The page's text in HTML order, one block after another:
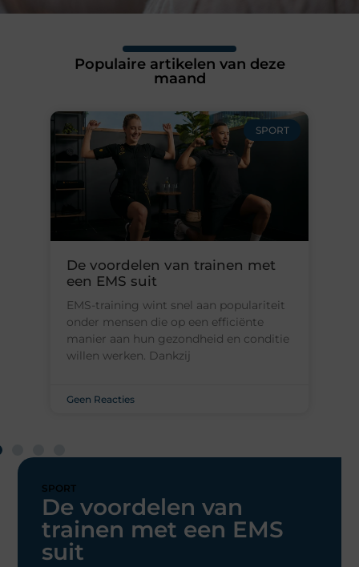
SPORT
De voordelen van
trainen met een EMS
suit
Populaire artikelen van deze
maand
SPORT
De voordelen van trainen met
een EMS suit
EMS-training wint snel aan populariteit
onder mensen die op een efficiënte
manier aan hun gezondheid en conditie
willen werken. Dankzij
Geen Reacties